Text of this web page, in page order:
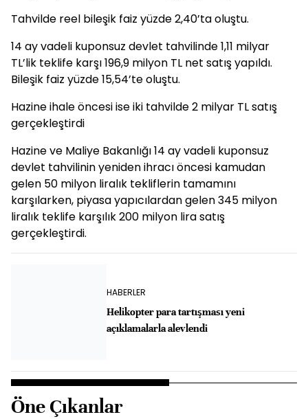
Tahvilde reel bileşik faiz yüzde 2,40’ta oluştu.
14 ay vadeli kuponsuz devlet tahvilinde 1,11 milyar
TL’lik teklife karşı 196,9 milyon TL net satış yapıldı.
Bileşik faiz yüzde 15,54’te oluştu.
Hazine ihale öncesi ise iki tahvilde 2 milyar TL satış
gerçekleştirdi
Hazine ve Maliye Bakanlığı 14 ay vadeli kuponsuz
devlet tahvilinin yeniden ihracı öncesi kamudan
gelen 50 milyon liralık tekliflerin tamamını
karşılarken, piyasa yapıcılardan gelen 345 milyon
liralık teklife karşılık 200 milyon lira satış
gerçekleştirdi.
HABERLER
Helikopter para tartışması yeni
açıklamalarla alevlendi
Öne Çıkanlar